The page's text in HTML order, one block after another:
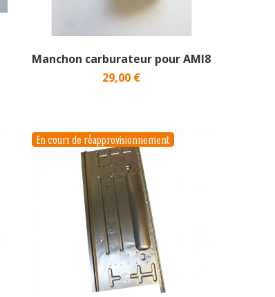
Manchon carburateur pour AMI8
29,00 €
En cours de réapprovisionnement